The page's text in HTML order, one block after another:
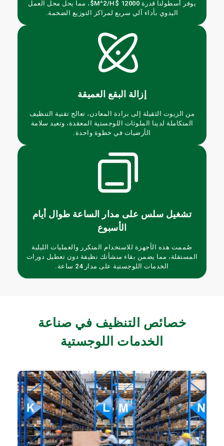
يوفر أسطولنا قدرة 12000 $m^2/h$، مما يحل محل العمل
اليدوي بأداء آلي سريع لمراكز التوزيع الضخمة.
إزالة البقع العميقة
من الزيوت الثقيلة إلى برادة المعادن، تعالج تقنية التنظيف
المتكاملة لدينا الملوثات اللوجستية المعقدة، وتعيد سلامة
الأرضيات في خطوة واحدة.
تشغيل سلس على مدار الساعة طوال أيام
الأسبوع
صُممت هذه الأجهزة للاستخدام المتكرر والعمليات الليلية
المستقلة، مما يضمن بقاء منشأتك نظيفة دون تعطيل دورات
الخدمات اللوجستية على مدار 24 ساعة.
خصائص التنظيف في صناعة
الخدمات اللوجستية